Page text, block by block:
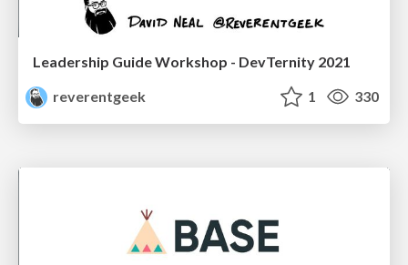
Leadership Guide Workshop - DevTernity 2021
reverentgeek
1 330